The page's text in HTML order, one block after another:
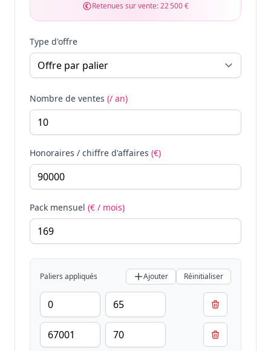
Retenues sur vente:22 500 €
Type d'offre
Nombre de ventes (/ an)
Honoraires / chiffre d'affaires (€)
Pack mensuel (€ / mois)
Paliers appliqués Ajouter Réinitialiser